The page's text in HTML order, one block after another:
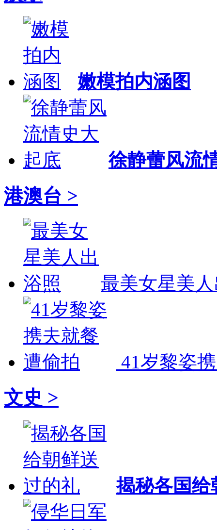
嫩模拍内涵图
徐静蕾风流
港澳台 >
最美女星美
41岁黎姿
文史 >
揭秘各国给